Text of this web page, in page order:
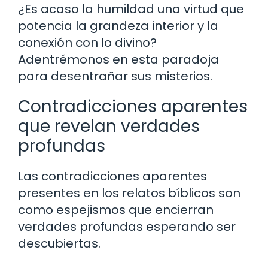
¿Es acaso la humildad una virtud que
potencia la grandeza interior y la
conexión con lo divino?
Adentrémonos en esta paradoja
para desentrañar sus misterios.
Contradicciones aparentes
que revelan verdades
profundas
Las contradicciones aparentes
presentes en los relatos bíblicos son
como espejismos que encierran
verdades profundas esperando ser
descubiertas.